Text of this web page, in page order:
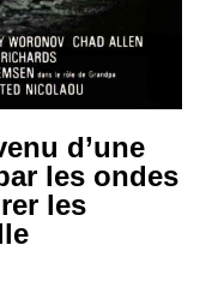
d’une
les ondes
les